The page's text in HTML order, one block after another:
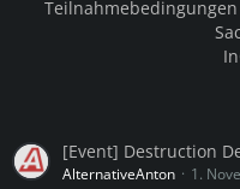
[Event] Destruction
AlternativeAnton 1.